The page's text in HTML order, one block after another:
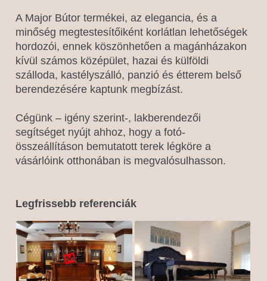
A Major Bútor termékei, az elegancia, és a
minőség megtestesítőiként korlátlan lehetőségek
hordozói, ennek köszönhetően a magánházakon
kívül számos középület, hazai és külföldi
szálloda, kastélyszálló, panzió és étterem belső
berendezésére kaptunk megbízást.
Cégünk – igény szerint-, lakberendezői
segítséget nyújt ahhoz, hogy a fotó-
összeállításon bemutatott terek légköre a
vásárlóink otthonában is megvalósulhasson.
Legfrissebb referenciák